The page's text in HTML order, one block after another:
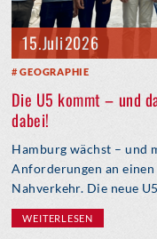
15. Juli 2026
GEOGRAPHIE
Die U5 kommt – und
dabei!
Hamburg wächst – und
Anforderungen an
Nahverkehr. Die neue
WEITERLESEN